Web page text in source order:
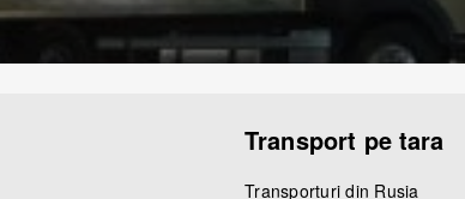
Transport pe tara
Transporturi din Rusia